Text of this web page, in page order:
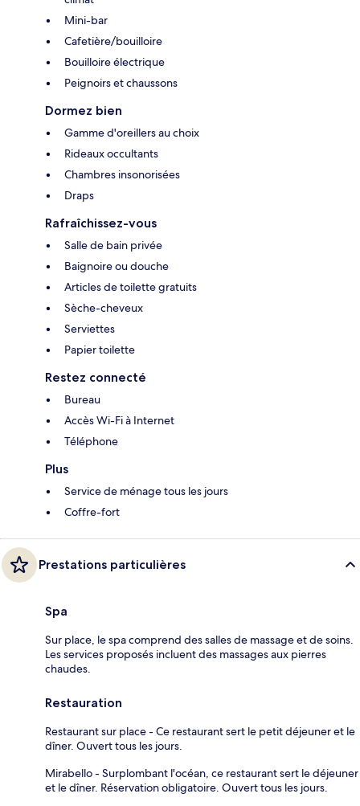
Mini-bar
Cafetière/bouilloire
Bouilloire électrique
Peignoirs et chaussons
Dormez bien
Gamme d'oreillers au choix
Rideaux occultants
Chambres insonorisées
Draps
Rafraîchissez-vous
Salle de bain privée
Baignoire ou douche
Articles de toilette gratuits
Sèche-cheveux
Serviettes
Papier toilette
Restez connecté
Bureau
Accès Wi-Fi à Internet
Téléphone
Plus
Service de ménage tous les jours
Coffre-fort
Prestations particulières
Spa
Sur place, le spa comprend des salles de massage et de soins.
Les services proposés incluent des massages aux pierres
chaudes.
Restauration
Restaurant sur place - Ce restaurant sert le petit déjeuner et le
dîner. Ouvert tous les jours.
Mirabello - Surplombant l'océan, ce restaurant sert le déjeuner
et le dîner. Réservation obligatoire. Ouvert tous les jours.